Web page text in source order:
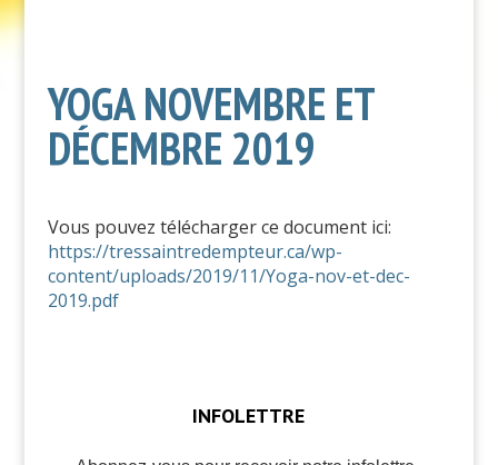
YOGA NOVEMBRE ET
DÉCEMBRE 2019
Vous pouvez télécharger ce document ici:
https://tressaintredempteur.ca/wp-
content/uploads/2019/11/Yoga-nov-et-dec-
2019.pdf
INFOLETTRE